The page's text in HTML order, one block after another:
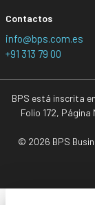
Contactos
info@bps.com.es
+91 313 79 00
BPS está inscrita
Folio 172,
© 2026 BPS